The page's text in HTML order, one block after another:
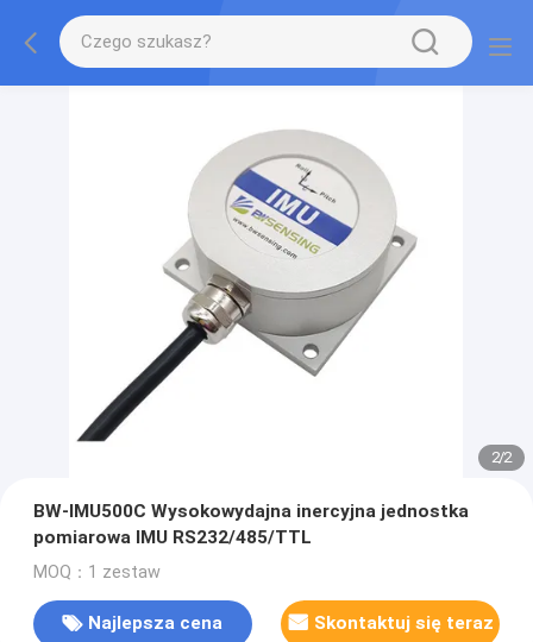
2/2
BW-IMU500C Wysokowydajna inercyjna jednostka
pomiarowa IMU RS232/485/TTL
MOQ：1 zestaw
Najlepsza cena Skontaktuj się teraz